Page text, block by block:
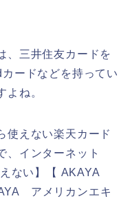
、三井住友カードを
ードなどを持ってい
よね。
使えない楽天カード
、インターネット
ない】【 AKAYA
アメリカンエキ